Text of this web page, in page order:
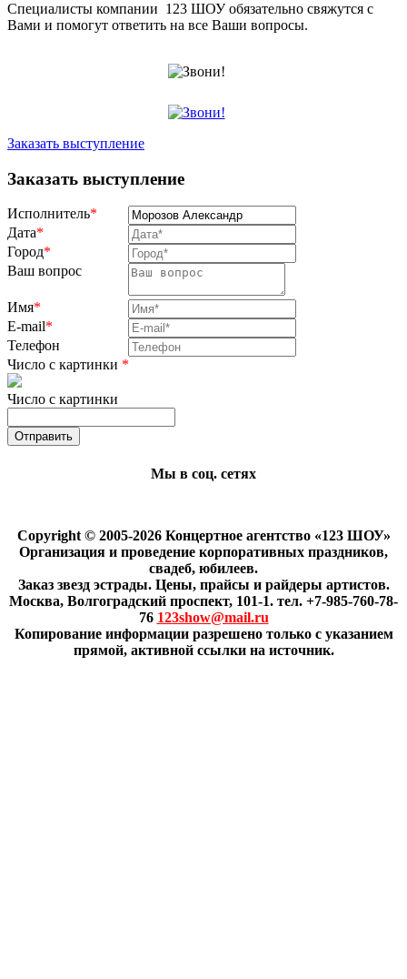
Специалисты компании 123 ШОУ обязательно свяжутся с
Вами и помогут ответить на все Ваши вопросы.
Заказать выступление
Заказать выступление
Исполнитель*
Дата*
Город*
Ваш вопрос
Имя*
E-mail*
Телефон
Число с картинки *
Число с картинки
Мы в соц. сетях
Copyright © 2005-2026 Концертное агентство «123 ШОУ»
Организация и проведение корпоративных праздников,
свадеб, юбилеев.
Заказ звезд эстрады. Цены, прайсы и райдеры артистов.
Москва, Волгоградский проспект, 101-1. тел. +7-985-760-78-
76 123show@mail.ru
Копирование информации разрешено только с указанием
прямой, активной ссылки на источник.